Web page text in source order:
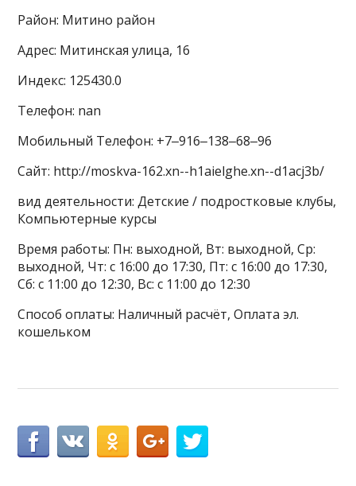
Район: Митино район
Адрес: Митинская улица, 16
Индекс: 125430.0
Телефон: nan
Мобильный Телефон: +7‒916‒138‒68‒96
Сайт: http://moskva-162.xn--h1aielghe.xn--d1acj3b/
вид деятельности: Детские / подростковые клубы,
Компьютерные курсы
Время работы: Пн: выходной, Вт: выходной, Ср:
выходной, Чт: с 16:00 до 17:30, Пт: с 16:00 до 17:30,
Сб: с 11:00 до 12:30, Вс: с 11:00 до 12:30
Способ оплаты: Наличный расчёт, Оплата эл.
кошельком